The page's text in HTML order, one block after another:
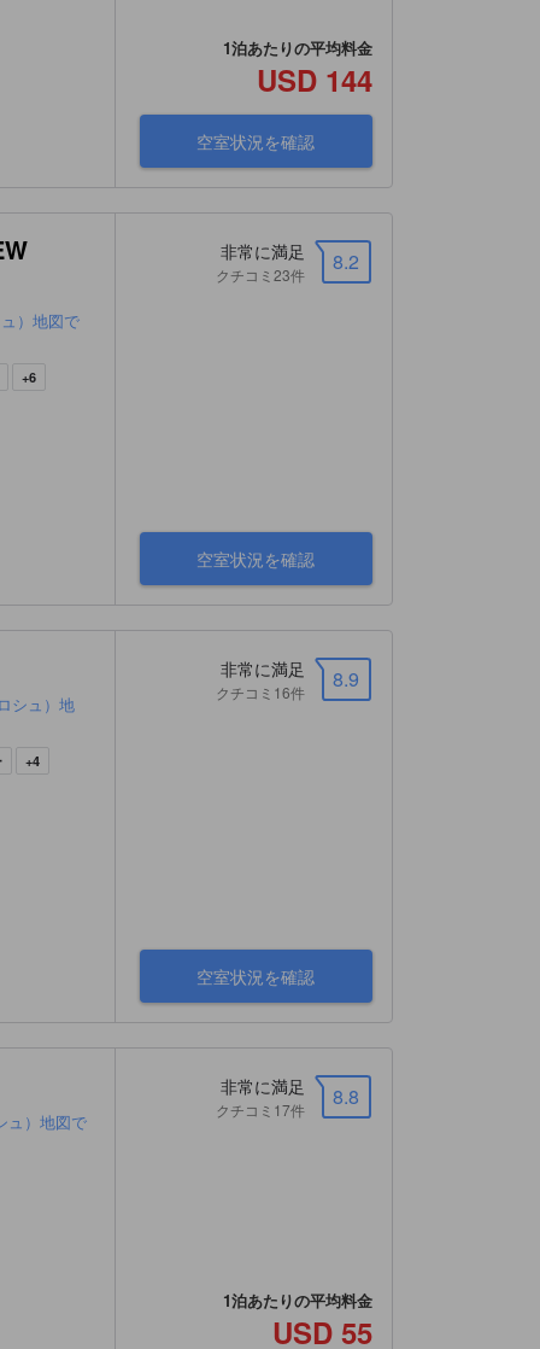
1泊あたりの平均料金
USD 144
空室状況を確認
）地図で
+6
8.2
非常に満足
クチコミ23件
空室状況を確認
シュ）地
+4
8.9
非常に満足
クチコミ16件
空室状況を確認
ュ）地図で
8.8
非常に満足
クチコミ17件
1泊あたりの平均料金
USD 55